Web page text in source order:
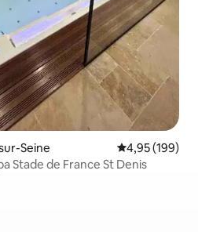
Seine 4,95 de uma
4,95 (199)
Stade de France St Denis